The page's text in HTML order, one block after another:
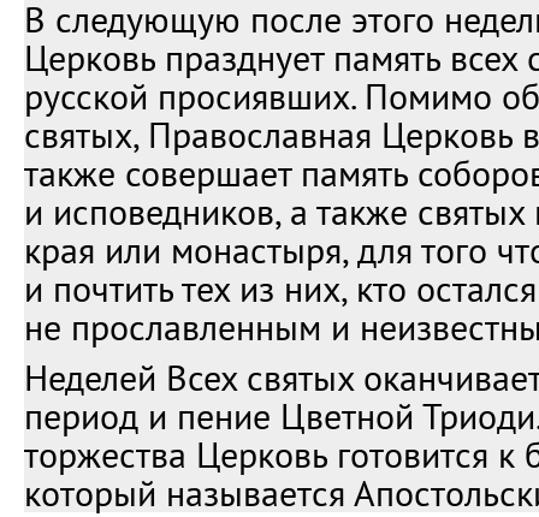
В следующую после этого
Церковь празднует память всех
русской просиявших. Помимо
святых, Православная Церковь
также совершает память
и исповедников, а также святых
края или монастыря, для того
и почтить тех из них, кто остался
не прославленным и
Неделей Всех святых
период и пение Цветной
торжества Церковь готовится к
который называется